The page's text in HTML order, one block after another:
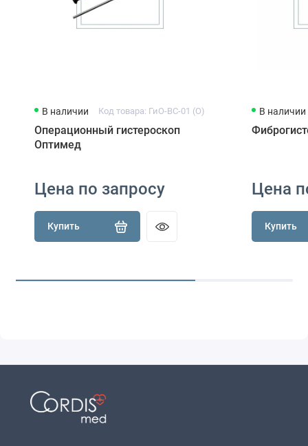
В наличии Код товара: ГиО-ВС-01 (О)
Операционный гистероскоп
Оптимед
Цена по запросу
Купить
В наличии
Цена
Купить